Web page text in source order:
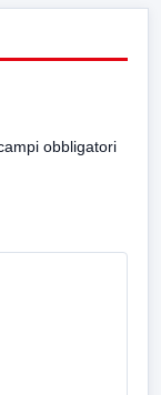
obbligatori